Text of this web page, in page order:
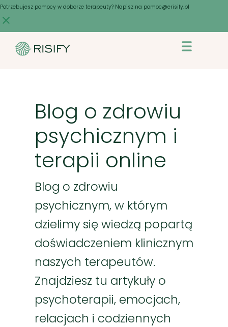
Potrzebujesz pomocy w doborze terapeuty? Napisz na pomoc@erisify.pl
Skip
to
content
Blog o zdrowiu
psychicznym i
terapii online
Blog o zdrowiu
psychicznym, w którym
dzielimy się wiedzą popartą
doświadczeniem klinicznym
naszych terapeutów.
Znajdziesz tu artykuły o
psychoterapii, emocjach,
relacjach i codziennych